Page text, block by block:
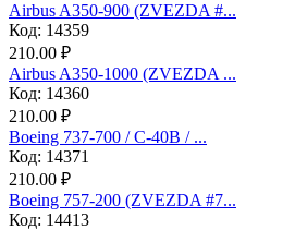
Airbus A350-900 (ZVEZDA #...
Код: 14359
210.00 ₽
Airbus A350-1000 (ZVEZDA ...
Код: 14360
210.00 ₽
Boeing 737-700 / C-40B / ...
Код: 14371
210.00 ₽
Boeing 757-200 (ZVEZDA #7...
Код: 14413